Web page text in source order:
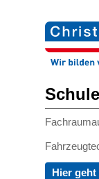
Schule
Hier